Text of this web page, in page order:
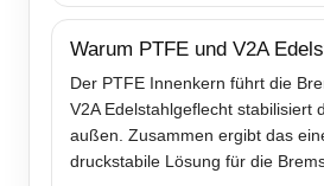
Warum PTFE und V2A
Der PTFE Innenkern führt die
V2A Edelstahlgeflecht stabilisiert
außen. Zusammen ergibt das
druckstabile Lösung für die